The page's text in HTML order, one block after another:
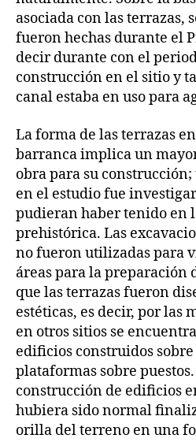
asociada con las terrazas,
fueron hechas durante el
decir durante con el
construcción en el sitio y
canal estaba en uso para
La forma de las terrazas
barranca implica un
obra para su
en el estudio fue
pudieran haber tenido en
prehistórica. Las
no fueron utilizadas para
áreas para la preparación
que las terrazas fueron
estéticas, es decir, por las
en otros sitios se
edificios construidos
plataformas sobre
construcción de edificios
hubiera sido normal
orilla del terreno en una